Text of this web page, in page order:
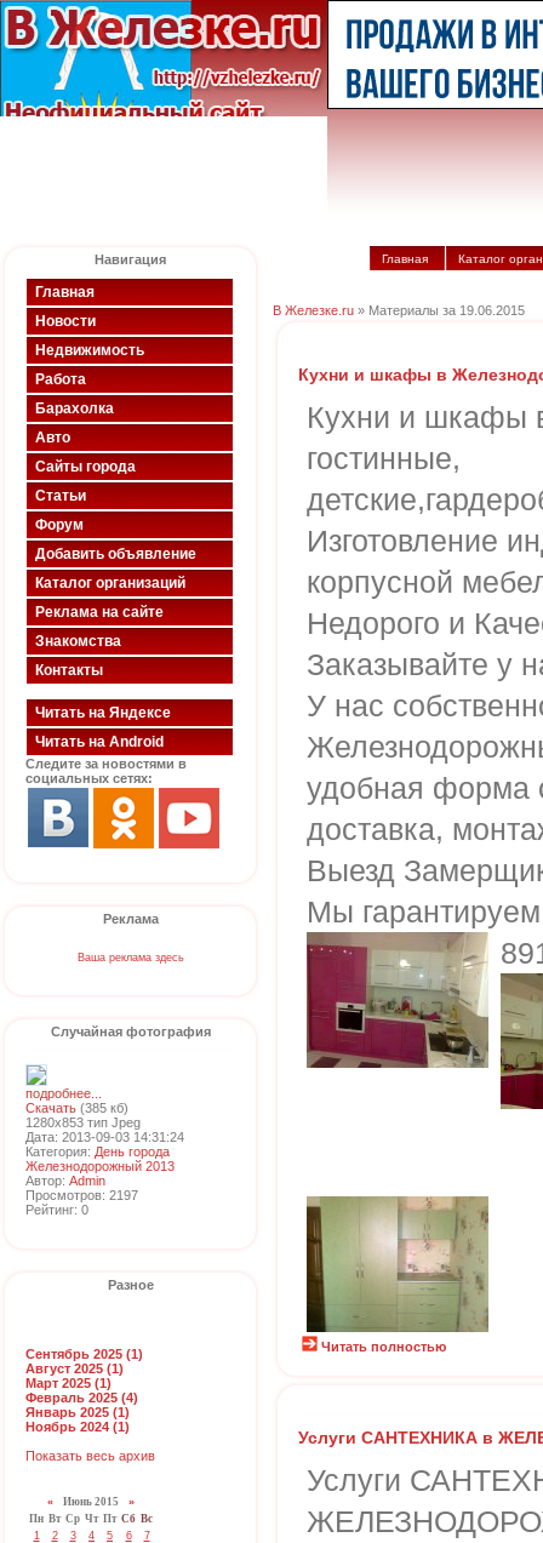
Навигация
Главная
Новости
Недвижимость
Работа
Барахолка
Авто
Сайты города
Статьи
Форум
Добавить объявление
Каталог организаций
Реклама на сайте
Знакомства
Контакты
Читать на Яндексе
Читать на Android
Следите за новостями в
социальных сетях:
Реклама
Ваша реклама здесь
Случайная фотография
подробнее...
Скачать (385 кб)
1280x853 тип Jpeg
Дата: 2013-09-03 14:31:24
Категория: День города
Железнодорожный 2013
Автор: Admin
Просмотров: 2197
Рейтинг: 0
Разное
Сентябрь 2025 (1)
Август 2025 (1)
Март 2025 (1)
Февраль 2025 (4)
Январь 2025 (1)
Ноябрь 2024 (1)
Показать весь архив
« Июнь 2015 »
Пн Вт Ср Чт Пт Сб Вс
1
2 3 4 5 6
7
Главная Каталог
В Железке.ru » Материалы за 19.06.2015
Кухни и шкафы в
Кухни и шкафы
гостинные,
Изготовление
корпусной
Недорого и
Заказывайте у
У нас
удобная форма
доставка,
Выезд
Мы
Читать полностью
Услуги САНТЕХНИКА в
Услуги